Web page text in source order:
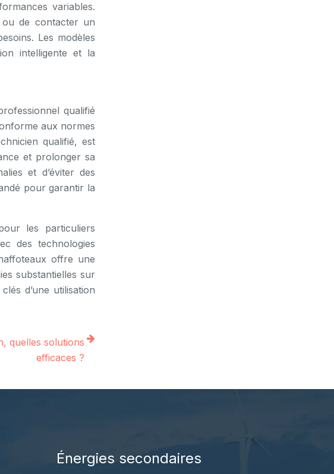
variables.
de contacter un
Les modèles
intelligente et la
qualifié
aux normes
qualifié, est
et prolonger sa
et d’éviter des
pour garantir la
les particuliers
des technologies
offre une
substantielles sur
d’une utilisation
quelles solutions
efficaces ?
Énergies secondaires